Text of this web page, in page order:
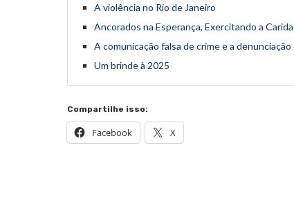
A violência no Rio de Janeiro
Ancorados na Esperança, Exercitando a
A comunicação falsa de crime e a denunciação
Um brinde à 2025
Compartilhe isso:
Facebook X